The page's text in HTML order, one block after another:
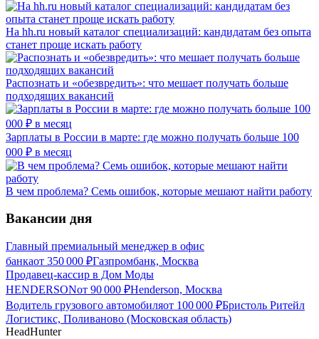
На hh.ru новый каталог специализаций: кандидатам без опыта
станет проще искать работу
Распознать и «обезвредить»: что мешает получать больше
подходящих вакансий
Зарплаты в России в марте: где можно получать больше 100
000 ₽ в месяц
В чем проблема? Семь ошибок, которые мешают найти работу
Вакансии дня
Главный премиальный менеджер в офис
банкаот 350 000 ₽Газпромбанк, Москва
Продавец-кассир в Дом Моды
HENDERSONот 90 000 ₽Henderson, Москва
Водитель грузового автомобиляот 100 000 ₽Бристоль Ритейл
Логистикс, Поливаново (Московская область)
HeadHunter